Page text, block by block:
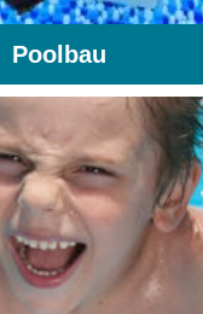
Poolbau